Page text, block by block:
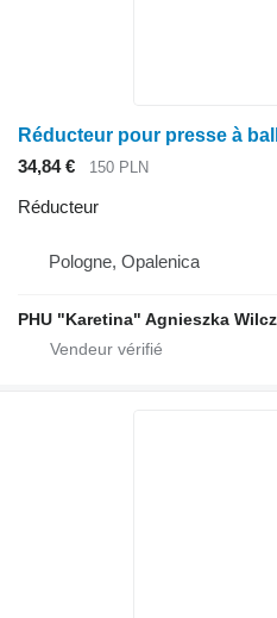
Réducteur pour presse à
34,84 €
150 PLN
Réducteur
Pologne, Opalenica
PHU "Karetina" Agnieszka